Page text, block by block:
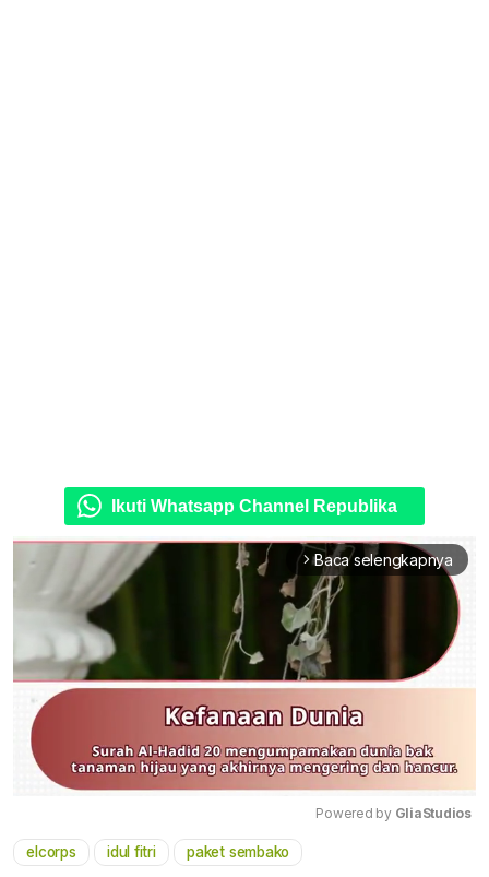
Ikuti Whatsapp Channel Republika
arrow_forward_ios Baca selengkapnya
Powered by GliaStudios
elcorps idul fitri paket sembako